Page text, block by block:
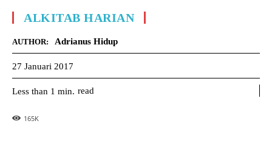
ALKITAB HARIAN
AUTHOR: Adrianus Hidup
27 Januari 2017
Less than 1 min. read
165K